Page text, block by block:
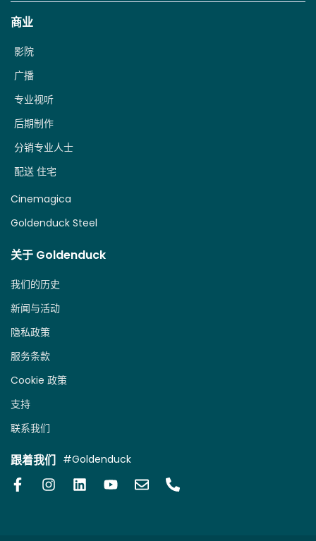
商业
配送 住宅
分销专业人士
后期制作
专业视听
广播
影院
Cinemagica
Goldenduck Steel
关于 Goldenduck
我们的历史
新闻与活动
隐私政策
服务条款
Cookie 政策
支持
联系我们
跟着我们 #Goldenduck